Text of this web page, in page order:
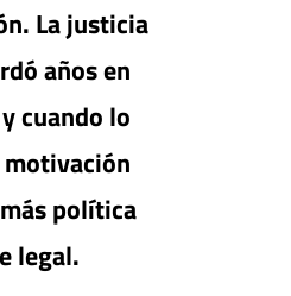
La justicia
años en
cuando lo
política
legal.